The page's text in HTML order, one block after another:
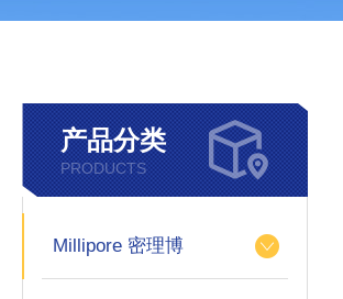
产品分类
PRODUCTS
Millipore 密理博